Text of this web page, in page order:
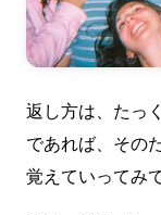
返し方は、たっ
であれば、その
覚えていってみ